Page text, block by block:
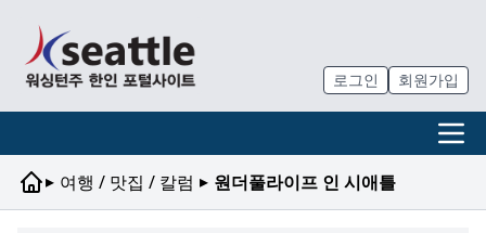
로그인 회원가입
▸ 여행 / 맛집 / 칼럼 ▸ 원더풀라이프 인 시애틀